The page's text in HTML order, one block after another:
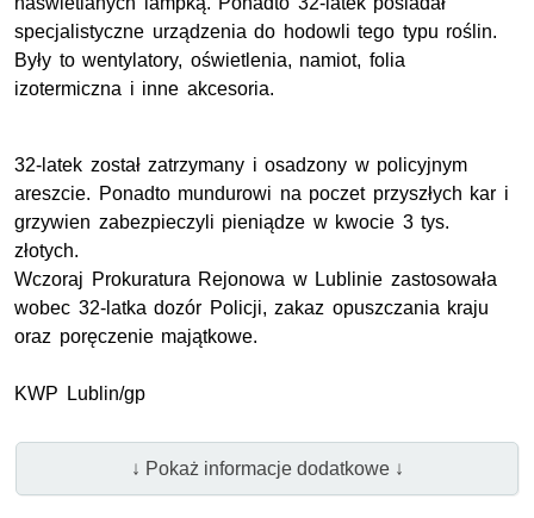
specjalistyczne urządzenia do hodowli tego typu roślin.
Były to wentylatory, oświetlenia, namiot, folia
izotermiczna i inne akcesoria.
32-latek został zatrzymany i osadzony w policyjnym
areszcie. Ponadto mundurowi na poczet przyszłych kar i
grzywien zabezpieczyli pieniądze w kwocie 3 tys.
złotych.
Wczoraj Prokuratura Rejonowa w Lublinie zastosowała
wobec 32-latka dozór Policji, zakaz opuszczania kraju
oraz poręczenie majątkowe.
KWP Lublin/gp
↓ Pokaż informacje dodatkowe ↓